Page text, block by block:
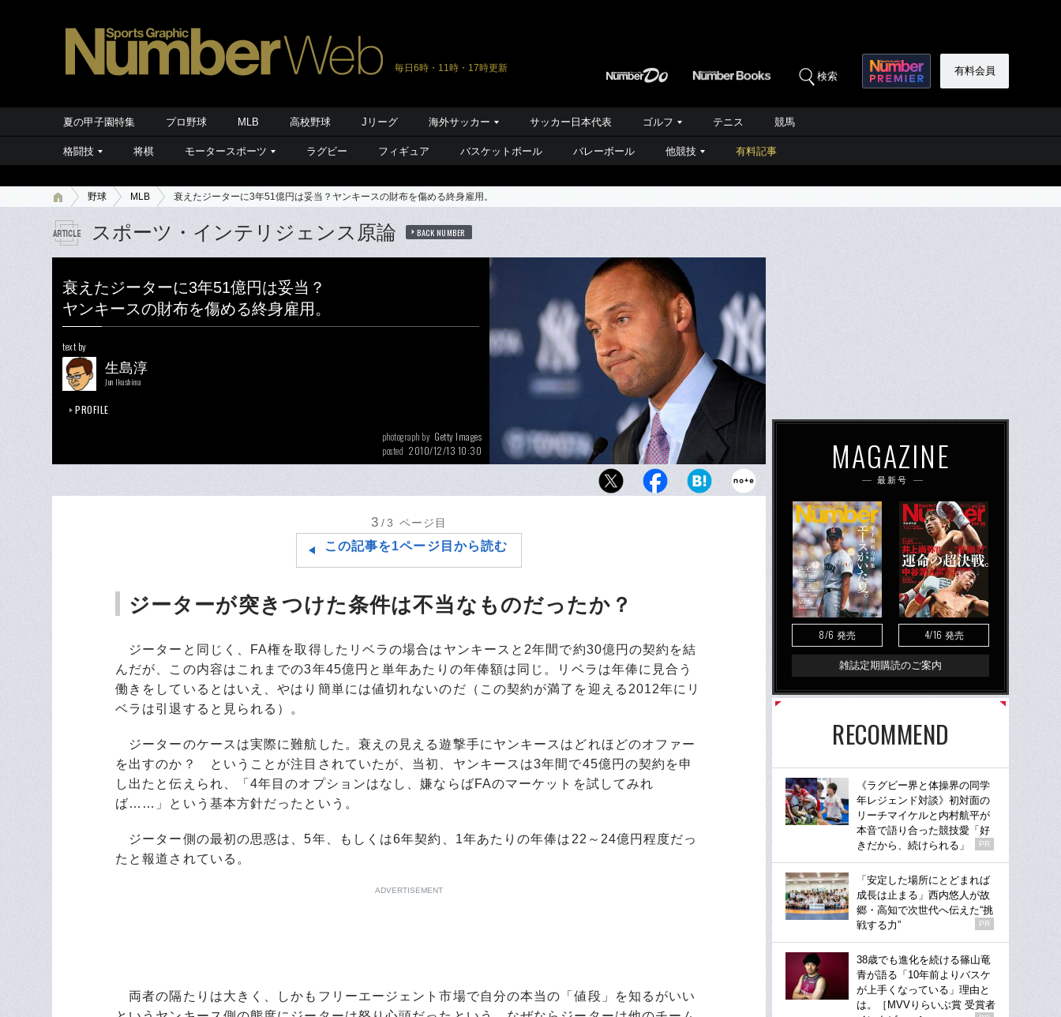
毎日6時・11時・17時更新
検索 有料会員
夏の甲子園特集 プロ野球 MLB 高校野球 Jリーグ 海外サッカー サッカー日本代表 ゴルフ テニス 競馬
格闘技 将棋 モータースポーツ ラグビー フィギュア バスケットボール バレーボール 他競技 有料記事
野球 MLB 衰えたジーターに3年51億円は妥当？ヤンキースの財布を傷める終身雇用。
スポーツ・インテリジェンス原論 BACK NUMBER
衰えたジーターに3年51億円は妥当？
ヤンキースの財布を傷める終身雇用。
text by
生島淳
Jun Ikushima
PROFILE
photograph by Getty Images
posted 2010/12/13 10:30
ニューヨーカーだけでなく全米で絶大な人気を誇るジータ
迎えた選手は……やはり扱いが難しい
3 /3 ページ目
この記事を1ページ目から読む
ジーターが突きつけた条件は不当なものだったか？
ジーターと同じく、FA権を取得したリベラの場合はヤンキースと2年間で約30億円の契約を結
んだが、この内容はこれまでの3年45億円と単年あたりの年俸額は同じ。リベラは年俸に見合う
働きをしているとはいえ、やはり簡単には値切れないのだ（この契約が満了を迎える2012年にリ
ベラは引退すると見られる）。
ジーターのケースは実際に難航した。衰えの見える遊撃手にヤンキースはどれほどのオファー
を出すのか？ ということが注目されていたが、当初、ヤンキースは3年間で45億円の契約を申
し出たと伝えられ、「4年目のオプションはなし、嫌ならばFAのマーケットを試してみれ
ば……」という基本方針だったという。
ジーター側の最初の思惑は、5年、もしくは6年契約、1年あたりの年俸は22～24億円程度だっ
たと報道されている。
ADVERTISEMENT
両者の隔たりは大きく、しかもフリーエージェント市場で自分の本当の「値段」を知るがいい
MAGAZINE
最新号
8/6 発売 4/16 発売
雑誌定期購読のご案内
RECOMMEND
《ラグビー界と体操界の同学
年レジェンド対談》初対面の
リーチマイケルと内村航平が
本音で語り合った競技愛「好
きだから、続けられる」
PR
「安定した場所にとどまれば
成長は止まる」西内悠人が故
郷・高知で次世代へ伝えた“挑
戦する力”
PR
38歳でも進化を続ける篠山竜
青が語る「10年前よりバスケ
が上手くなっている」理由と
は。［MVVりらいぶ賞 受賞者